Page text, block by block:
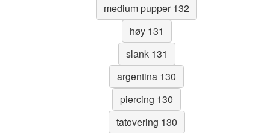
medium pupper 132
høy 131
slank 131
argentina 130
piercing 130
tatovering 130